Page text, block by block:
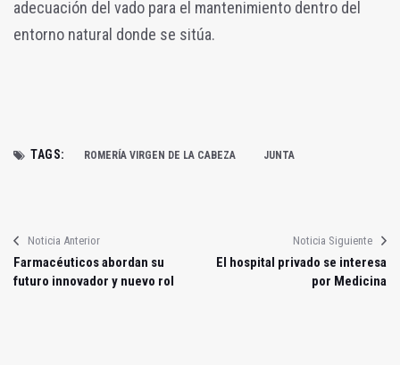
adecuación del vado para el mantenimiento dentro del
entorno natural donde se sitúa.
TAGS: ROMERÍA VIRGEN DE LA CABEZA JUNTA
Noticia Anterior
Farmacéuticos abordan su
futuro innovador y nuevo rol
Noticia Siguiente
El hospital privado se interesa
por Medicina